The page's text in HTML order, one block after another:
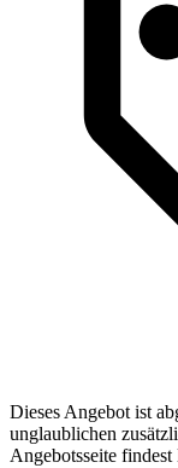
Dieses Angebot ist
unglaublichen
Angebotsseite